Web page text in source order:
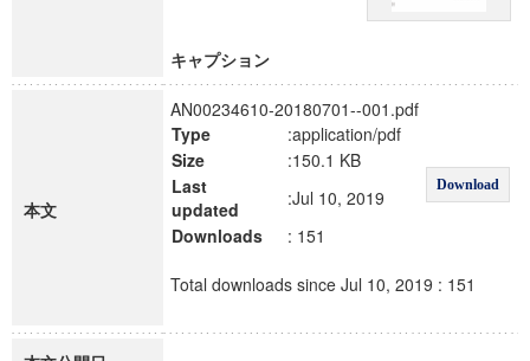
キャプション
本文
AN00234610-20180701--001.pdf
Type
:application/pdf
Download
Size
:150.1 KB
Last
updated
:Jul 10, 2019
Downloads
: 151
Total downloads since Jul 10, 2019 : 151